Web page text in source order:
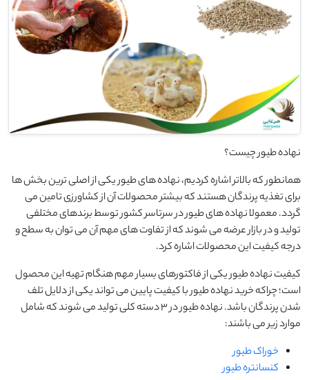
نهاده طیور چیست؟
همانطور که بالاتر اشاره کردیم، نهاده های طیور یکی از اصلی ترین بخش ها
برای تغذیه پرندگان هستند که بیشتر محصولات آن از کشاورزی تامین می
گردد. معمولا نهاده های طیور در سرتاسر کشور توسط برندهای مختلفی
تولید و در بازار عرضه می شوند که از تفاوت های مهم آن می توان به سطح و
درجه کیفیت این محصولات اشاره کرد.
کیفیت نهاده طیور یکی از فاکتورهای بسیار مهم هنگام تهیه این محصول
است؛ چراکه خرید نهاده طیور با کیفیت پایین می تواند یکی از دلایل تلف
شدن پرندگان باشد. نهاده طیور در 3 دسته کلی تولید می شوند که شامل
موارد زیر می باشند:
خوراک طیور
کنسانتره طیور